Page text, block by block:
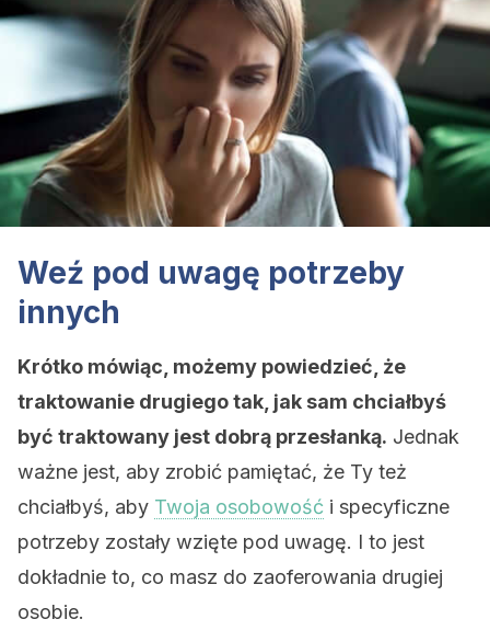
Weź pod uwagę potrzeby
innych
Krótko mówiąc, możemy powiedzieć, że
traktowanie drugiego tak, jak sam chciałbyś
być traktowany jest dobrą przesłanką. Jednak
ważne jest, aby zrobić pamiętać, że Ty też
chciałbyś, aby Twoja osobowość i specyficzne
potrzeby zostały wzięte pod uwagę. I to jest
dokładnie to, co masz do zaoferowania drugiej
osobie.